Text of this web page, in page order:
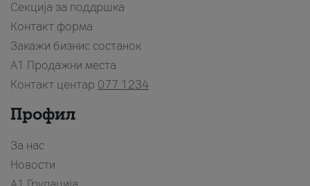
Секција за поддршка
Контакт форма
Закажи бизнис состанок
A1 Продажни места
Контакт центар 077 1234
Профил
За нас
Новости